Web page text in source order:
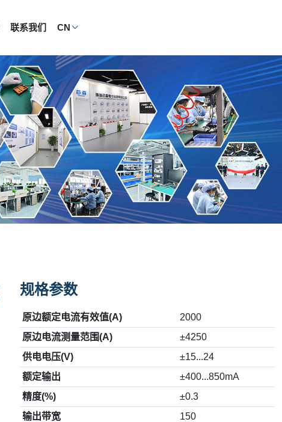
联系我们 CN
规格参数
原边额定电流有效值(A)
2000
原边电流测量范围(A)
±4250
供电电压(V)
±15...24
额定输出
±400...850mA
精度(%)
±0.3
输出带宽
150